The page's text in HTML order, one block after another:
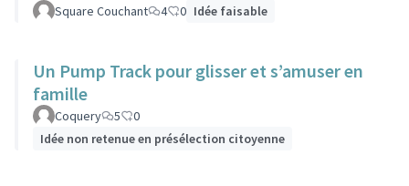
Square Couchant 4 0 Idée faisable
Un Pump Track pour glisser et s’amuser en
famille
Coquery 5
0
Idée non retenue en présélection citoyenne